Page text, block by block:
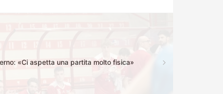
«Ci aspetta una partita molto fisica»